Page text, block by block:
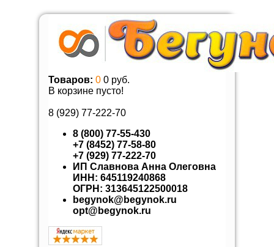
Товаров: 0 0 руб.
В корзине пусто!
8 (929) 77-222-70
8 (800) 77-55-430
+7 (8452) 77-58-80
+7 (929) 77-222-70
ИП Славнова Анна Олеговна
ИНН: 645119240868
ОГРН: 313645122500018
begynok@begynok.ru
opt@begynok.ru